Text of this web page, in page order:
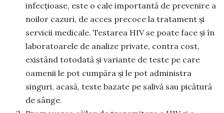
infecțioase, este o cale importantă de prevenire a
noilor cazuri, de acces precoce la tratament și
servicii medicale. Testarea HIV se poate face și în
laboratoarele de analize private, contra cost,
existând totodată și variante de teste pe care
oamenii le pot cumpăra și le pot administra
singuri, acasă, teste bazate pe salivă sau picătură
de sânge.